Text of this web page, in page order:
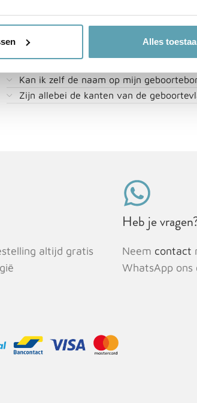
Alles
Uit welke materialen kan ik kiezen?
Ik weet niet hoe ik mijn geboortebord,
bevestigen.
Ik heb geen tuin om een geboortebord
Kan ik zelf de naam op mijn
Zijn allebei de kanten van de
altijd gratis
Heb je
Neem contact
WhatsApp ons